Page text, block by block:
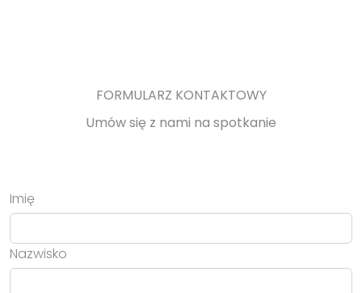
FORMULARZ KONTAKTOWY
Umów się z nami na spotkanie
Imię
Nazwisko